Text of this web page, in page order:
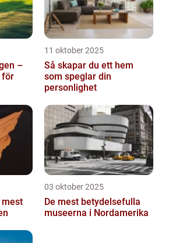
–
för
11 oktober 2025
Så skapar du ett hem
som speglar din
personlighet
03 oktober 2025
De mest betydelsefulla
museerna i Nordamerika